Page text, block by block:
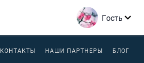
Гость
КОНТАКТЫ НАШИ ПАРТНЕРЫ БЛОГ